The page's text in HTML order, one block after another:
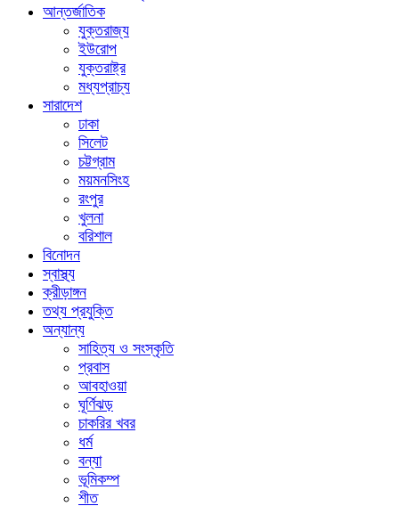
আন্তর্জাতিক
যুক্তরাজ্য
ইউরোপ
যুক্তরাষ্ট্র
মধ্যপ্রাচ্য
সারাদেশ
ঢাকা
সিলেট
চট্টগ্রাম
ময়মনসিংহ
রংপুর
খুলনা
বরিশাল
বিনোদন
স্বাস্থ্য
ক্রীড়াঙ্গন
তথ্য প্রযুক্তি
অন্যান্য
সাহিত্য ও সংস্কৃতি
প্রবাস
আবহাওয়া
ঘূর্ণিঝড়
চাকরির খবর
ধর্ম
বন্যা
ভূমিকম্প
শীত